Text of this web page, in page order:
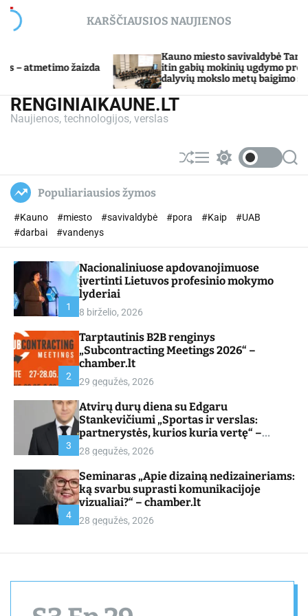
c
n
KARŠČIAUSIOS NAUJIENOS
Kauno miesto savivaldybė Tarpdisciplininio
itin gabių mokinių ugdymo programos
dalyvių mokslo metų baigimo šventė
RENGINIAIKAUNE.LT
Naujienos, technologijos, verslas
S
h
e
M
e w
h
o
r
S
e
Populiariausios žymos
#Kauno #miesto #savivaldybė #pora #Kaip
#UAB
#darbai
#vandenys
1
Nacionaliniuose apdovanojimuose
įvertinti Lietuvos profesinio mokymo
lyderiai
8 birželio, 2026
2
Tarptautinis B2B renginys
„Subcontracting Meetings 2026“ –
chamber.lt
29 gegužės, 2026
3
Atvirų durų diena su Edgaru
Stankevičiumi „Sportas ir verslas:
partnerystės, kurios kuria vertę“ –
chamber.lt
28 gegužės, 2026
4
Seminaras „Apie dizainą nedizaineriams:
ką svarbu suprasti komunikacijoje
vizualiai?“ – chamber.lt
28 gegužės, 2026